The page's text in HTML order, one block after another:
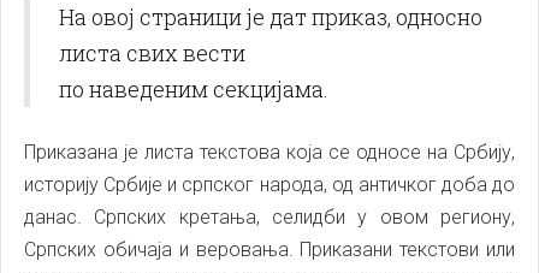
На овој страници је дат приказ, односно
листа свих вести
по наведеним секцијама.
Приказана је листа текстова која се односе на Србију,
историју Србије и српског народа, од античког доба до
данас. Српских кретања, селидби у овом региону,
Српских обичаја и веровања. Приказани текстови или